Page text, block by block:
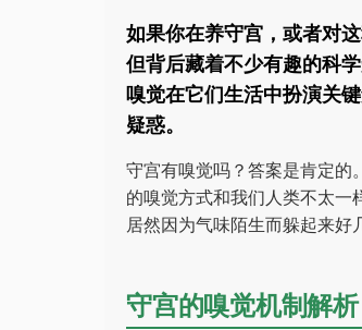
如果你在养守宫，或者对
但背后藏着不少有趣的科
嗅觉在它们生活中扮演关
疑惑。
守宫有嗅觉吗？答案是肯定的
的嗅觉方式和我们人类不太一
居然因为气味陌生而躲起来好
守宫的嗅觉机制解析